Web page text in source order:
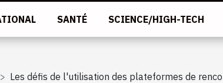
SANTÉ SCIENCE/HIGH-TECH
Les défis de l'utilisation des plateformes de